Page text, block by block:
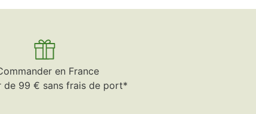
en France
de 99 € sans frais de port*